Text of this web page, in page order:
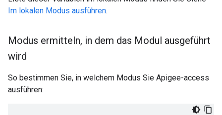
Im lokalen Modus ausführen.
Modus ermitteln, in dem das Modul ausgeführt
wird
So bestimmen Sie, in welchem Modus Sie Apigee-access
ausführen: